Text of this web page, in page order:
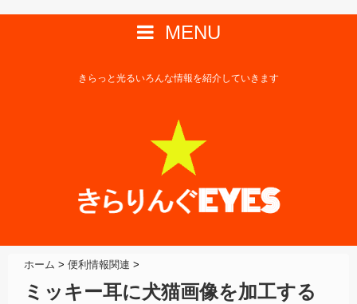
MENU
きらっと光るいろんな情報を紹介していきます
ホーム > 便利情報関連 >
ミッキー耳に犬猫画像を加工する